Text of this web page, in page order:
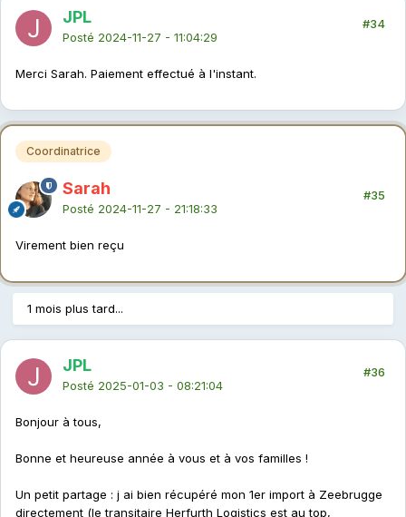
JPL
Posté 2024-11-27 - 11:04:29
#34
Merci Sarah. Paiement effectué à l'instant.
Coordinatrice
Sarah
Posté 2024-11-27 - 21:18:33
#35
Virement bien reçu
1 mois plus tard...
JPL
Posté 2025-01-03 - 08:21:04
#36
Bonjour à tous,
Bonne et heureuse année à vous et à vos familles !
Un petit partage : j ai bien récupéré mon 1er import à Zeebrugge
directement (le transitaire Herfurth Logistics est au top,